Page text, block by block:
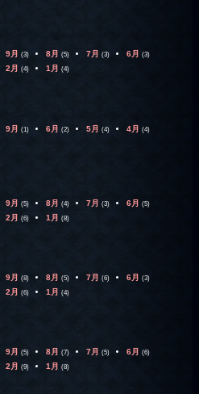
9月 (3) 8月 (5) 7月 (3) 6月 (3)
2月 (4) 1月 (4)
9月 (1) 6月 (2) 5月 (4) 4月 (4)
9月 (5) 8月 (4) 7月 (3) 6月 (5)
2月 (6) 1月 (8)
9月 (8) 8月 (5) 7月 (6) 6月 (3)
2月 (6) 1月 (4)
9月 (5) 8月 (7) 7月 (5) 6月 (6)
2月 (9) 1月 (8)